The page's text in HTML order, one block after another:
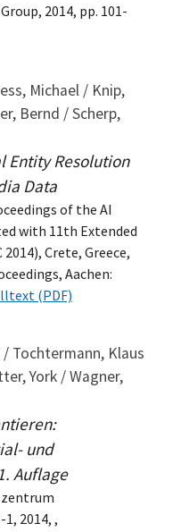
2014, pp. 101-
Michael / Knip,
Bernd / Scherp,
Entity Resolution
Data
of the AI
with 11th Extended
Crete, Greece,
Aachen:
(PDF)
Tochtermann, Klaus
York / Wagner,
und
Auflage
2014, ,